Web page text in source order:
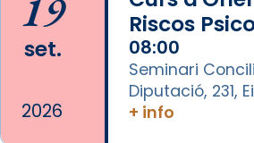
Video
View on Facebook
Arquebisbat
1 week ago
19
set.
2026
Riscos
08:00
Seminari
Diputació, 231,
+ info